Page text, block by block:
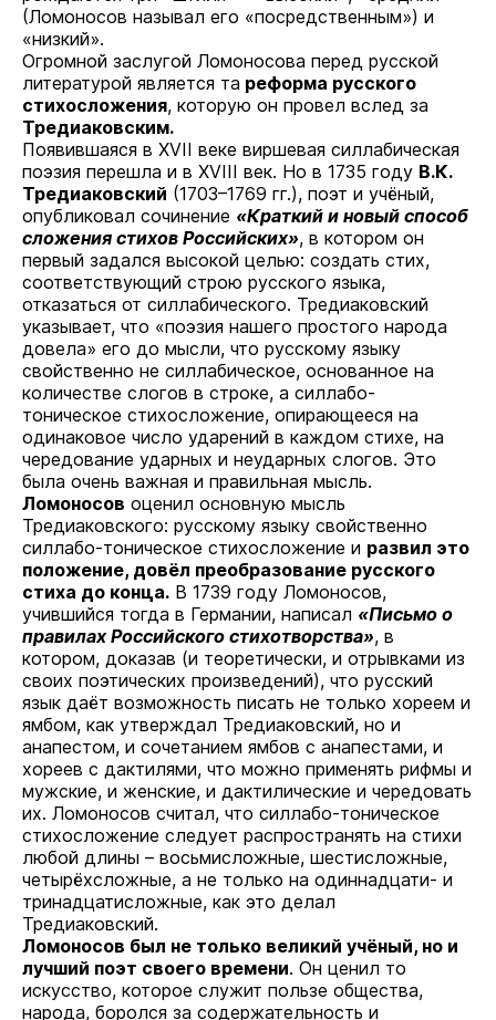
(Ломоносов называл его «посредственным») и
«низкий».
Огромной заслугой Ломоносова перед русской
литературой является та реформа русского
стихосложения, которую он провел вслед за
Тредиаковским.
Появившаяся в XVII веке виршевая силлабическая
поэзия перешла и в XVIII век. Но в 1735 году В.К.
Тредиаковский (1703–1769 гг.), поэт и учёный,
опубликовал сочинение «Краткий и новый способ
сложения стихов Российских», в котором он
первый задался высокой целью: создать стих,
соответствующий строю русского языка,
отказаться от силлабического. Тредиаковский
указывает, что «поэзия нашего простого народа
довела» его до мысли, что русскому языку
свойственно не силлабическое, основанное на
количестве слогов в строке, а силлабо-
тоническое стихосложение, опирающееся на
одинаковое число ударений в каждом стихе, на
чередование ударных и неударных слогов. Это
была очень важная и правильная мысль.
Ломоносов оценил основную мысль
Тредиаковского: русскому языку свойственно
силлабо-тоническое стихосложение и развил это
положение, довёл преобразование русского
стиха до конца. В 1739 году Ломоносов,
учившийся тогда в Германии, написал «Письмо о
правилах Российского стихотворства», в
котором, доказав (и теоретически, и отрывками из
своих поэтических произведений), что русский
язык даёт возможность писать не только хореем и
ямбом, как утверждал Тредиаковский, но и
анапестом, и сочетанием ямбов с анапестами, и
хореев с дактилями, что можно применять рифмы и
мужские, и женские, и дактилические и чередовать
их. Ломоносов считал, что силлабо-тоническое
стихосложение следует распространять на стихи
любой длины – восьмисложные, шестисложные,
четырёхсложные, а не только на одиннадцати- и
тринадцатисложные, как это делал
Тредиаковский.
Ломоносов был не только великий учёный, но и
лучший поэт своего времени. Он ценил то
искусство, которое служит пользе общества,
народа, боролся за содержательность и